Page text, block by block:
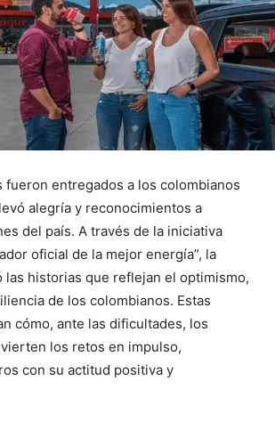
fueron entregados a los colombianos
alegría y reconocimientos a
del país. A través de la iniciativa
oficial de la mejor energía”, la
las historias que reflejan el optimismo,
de los colombianos. Estas
cómo, ante las dificultades, los
los retos en impulso,
con su actitud positiva y